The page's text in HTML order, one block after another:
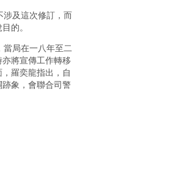
及這次修訂，而
的。
局在一八年至二
將宣傳工作轉移
羅奕龍指出，自
象，會聯合司警